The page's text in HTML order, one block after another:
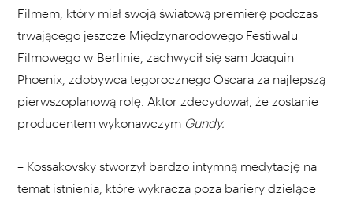
Filmem, który miał swoją światową premierę podczas
trwającego jeszcze Międzynarodowego Festiwalu
Filmowego w Berlinie, zachwycił się sam Joaquin
Phoenix, zdobywca tegorocznego Oscara za najlepszą
pierwszoplanową rolę. Aktor zdecydował, że zostanie
producentem wykonawczym Gundy.
– Kossakovsky stworzył bardzo intymną medytację na
temat istnienia, które wykracza poza bariery dzielące